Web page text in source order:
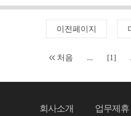
이전페이지
처음 ... [1]
회사소개 업무제휴